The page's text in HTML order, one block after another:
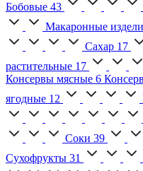
Бобовые 43
Макаронные
Сахар 17
растительные 17
Консервы мясные 6
ягодные 12
Соки 39
Сухофрукты 31